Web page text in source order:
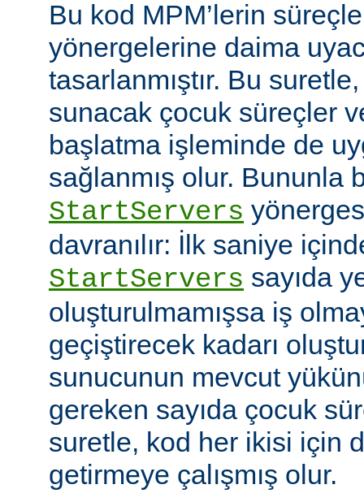
Bu kod MPM’lerin
yönergelerine daima
tasarlanmıştır. Bu
sunacak çocuk süreçler
başlatma işleminde de
sağlanmış olur. Bununla
StartServers
davranılır: İlk saniye
StartServers sayıda
oluşturulmamışsa iş
geçiştirecek kadarı
sunucunun mevcut
gereken sayıda çocuk
suretle, kod her ikisi için
getirmeye çalışmış olur.